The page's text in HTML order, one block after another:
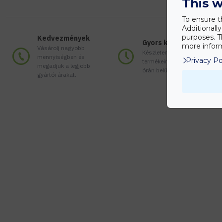
Kedvezmények
Vásárolj nagyobb
mennyiségben és
megadjuk a legjobb
gyártói árakat.
Gyors kiszállítás
Készleten lévő
termékeinket akár 24
órán belül megkaphatod!
This
To ensure
purposes.
more
Privacy